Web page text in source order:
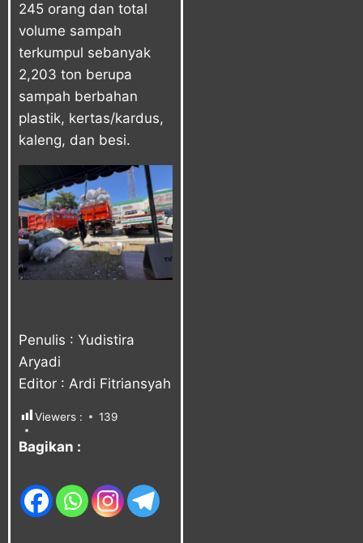
245 orang dan total
volume sampah
terkumpul sebanyak
2,203 ton berupa
sampah berbahan
plastik, kertas/kardus,
kaleng, dan besi.
Penulis : Yudistira
Aryadi
Editor : Ardi Fitriansyah
Viewers : 139
Bagikan :